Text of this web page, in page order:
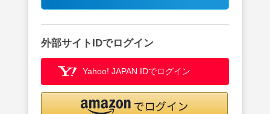
外部サイトIDでログイン
Yahoo! JAPAN IDでログイン